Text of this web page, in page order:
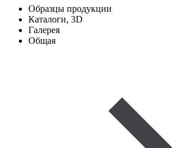
Образцы продукции
Каталоги, 3D
Галерея
Общая